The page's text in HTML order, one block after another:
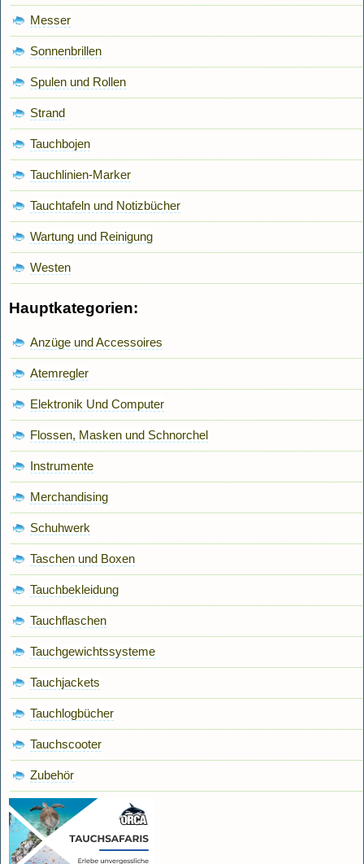
Messer
Sonnenbrillen
Spulen und Rollen
Strand
Tauchbojen
Tauchlinien-Marker
Tauchtafeln und Notizbücher
Wartung und Reinigung
Westen
Hauptkategorien:
Anzüge und Accessoires
Atemregler
Elektronik Und Computer
Flossen, Masken und Schnorchel
Instrumente
Merchandising
Schuhwerk
Taschen und Boxen
Tauchbekleidung
Tauchflaschen
Tauchgewichtssysteme
Tauchjackets
Tauchlogbücher
Tauchscooter
Zubehör